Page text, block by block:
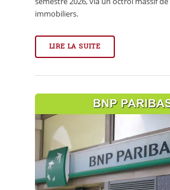
immobiliers.
LIRE LA SUITE